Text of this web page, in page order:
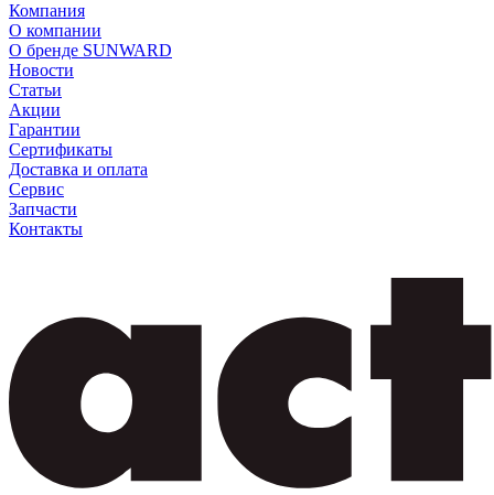
Компания
О компании
О бренде SUNWARD
Новости
Статьи
Акции
Гарантии
Сертификаты
Доставка и оплата
Сервис
Запчасти
Контакты